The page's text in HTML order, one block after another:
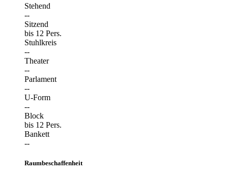
Stehend
--
Sitzend
bis 12 Pers.
Stuhlkreis
--
Theater
--
Parlament
--
U-Form
--
Block
bis 12 Pers.
Bankett
--
Raumbeschaffenheit